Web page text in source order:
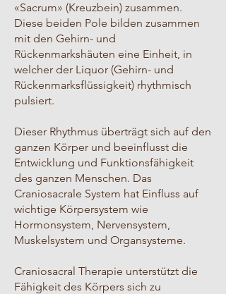
«Sacrum» (Kreuzbein) zusammen.
Diese beiden Pole bilden zusammen
mit den Gehirn- und
Rückenmarkshäuten eine Einheit, in
welcher der Liquor (Gehirn- und
Rückenmarksflüssigkeit) rhythmisch
pulsiert.
Dieser Rhythmus überträgt sich auf den
ganzen Körper und beeinflusst die
Entwicklung und Funktionsfähigkeit
des ganzen Menschen. Das
Craniosacrale System hat Einfluss auf
wichtige Körpersystem wie
Hormonsystem, Nervensystem,
Muskelsystem und Organsysteme.
Craniosacral Therapie unterstützt die
Fähigkeit des Körpers sich zu